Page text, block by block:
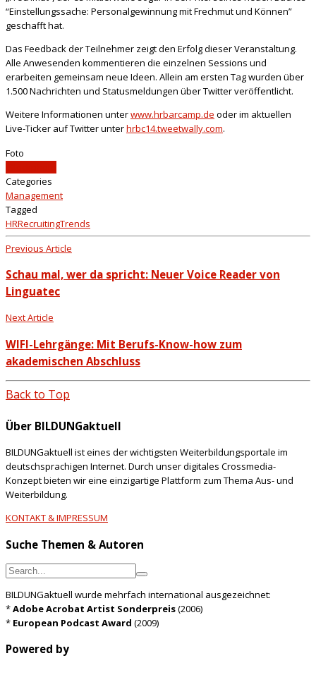
“Einstellungssache: Personalgewinnung mit Frechmut und Können”
geschafft hat.
Das Feedback der Teilnehmer zeigt den Erfolg dieser Veranstaltung.
Alle Anwesenden kommentieren die einzelnen Sessions und
erarbeiten gemeinsam neue Ideen. Allein am ersten Tag wurden über
1.500 Nachrichten und Statusmeldungen über Twitter veröffentlicht.
Weitere Informationen unterwww.hrbarcamp.de oder im aktuellen
Live-Ticker auf Twitter unterhrbc14.tweetwally.com.
Foto
Categories
Management
Tagged
HRRecruitingTrends
Previous Article
Schau mal, wer da spricht: Neuer Voice Reader von
Linguatec
Next Article
WIFI-Lehrgänge: Mit Berufs-Know-how zum
akademischen Abschluss
Back to Top
Über BILDUNGaktuell
BILDUNGaktuell ist eines der wichtigsten Weiterbildungsportale im
deutschsprachigen Internet. Durch unser digitales Crossmedia-
Konzept bieten wir eine einzigartige Plattform zum Thema Aus- und
Weiterbildung.
KONTAKT & IMPRESSUM
Suche Themen & Autoren
BILDUNGaktuell wurde mehrfach international ausgezeichnet:
*Adobe Acrobat Artist Sonderpreis(2006)
* European Podcast Award (2009)
Powered by